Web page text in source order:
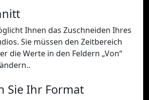
Ihnen das Zuschneiden Ihres
Sie müssen den Zeitbereich
die Werte in den Feldern „Von“
Sie Ihr Format